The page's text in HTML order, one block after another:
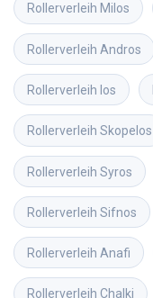
Rollerverleih Milos
Rollerverleih Andros
Rollerverleih Ios
Rollerverleih Skopelos
Rollerverleih Syros
Rollerverleih Sifnos
Rollerverleih Anafi
Rollerverleih Chalki